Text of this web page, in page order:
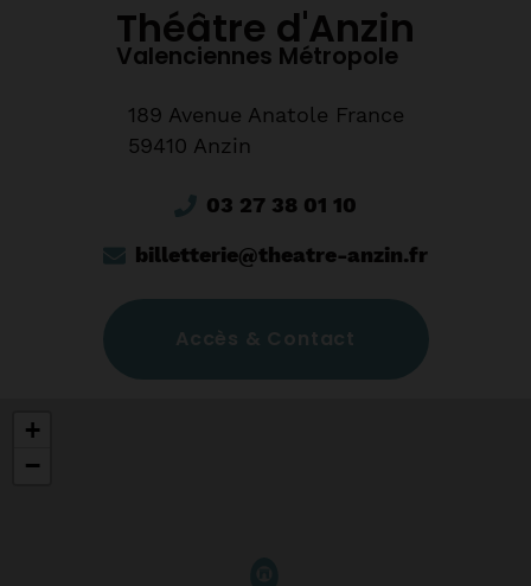
Théâtre d'Anzin
Valenciennes Métropole
189 Avenue Anatole France
59410 Anzin
03 27 38 01 10
billetterie@theatre-anzin.fr
Accès & Contact
+
−